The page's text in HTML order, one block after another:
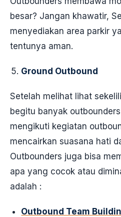
besar? Jangan khawatir,
menyediakan area parkir
tentunya aman.
Ground Outbound
Setelah melihat lihat
begitu banyak
mengikuti kegiatan
mencairkan suasana hati
Outbounders juga bisa
apa yang cocok atau
adalah :
Outbound Team